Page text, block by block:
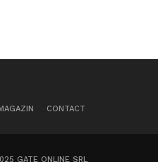
CONTACT
GATE ONLINE SRL